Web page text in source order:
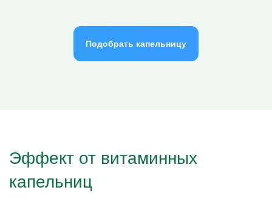
Подобрать капельницу
Эффект от витаминных
капельниц